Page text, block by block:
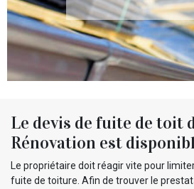
Le devis de fuite de toit
Rénovation est
Le propriétaire doit réagir vite pour
fuite de toiture. Afin de trouver le